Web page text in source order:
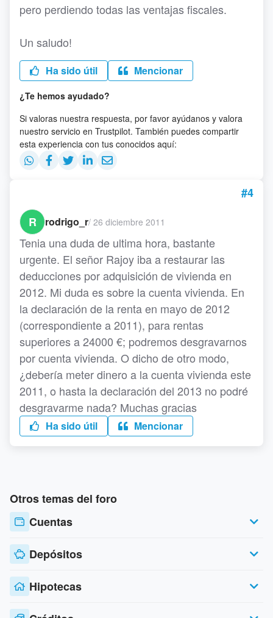
pero perdiendo todas las ventajas fiscales.
Un saludo!
Ha sido útil Mencionar
¿Te hemos ayudado?
Si valoras nuestra respuesta, por favor ayúdanos y valora
nuestro servicio en Trustpilot. También puedes compartir
esta experiencia con tus conocidos aquí:
#4
R
rodrigo_r/ 26 diciembre 2011
Tenia una duda de ultima hora, bastante
urgente. El señor Rajoy iba a restaurar las
deducciones por adquisición de vivienda en
2012. Mi duda es sobre la cuenta vivienda. En
la declaración de la renta en mayo de 2012
(correspondiente a 2011), para rentas
superiores a 24000 €; podremos desgravarnos
por cuenta vivienda. O dicho de otro modo,
¿debería meter dinero a la cuenta vivienda este
2011, o hasta la declaración del 2013 no podré
desgravarme nada? Muchas gracias
Ha sido útil Mencionar
Otros temas del foro
Cuentas
Depósitos
Hipotecas